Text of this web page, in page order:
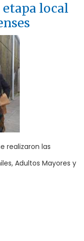
local
realizaron las
Adultos Mayores y